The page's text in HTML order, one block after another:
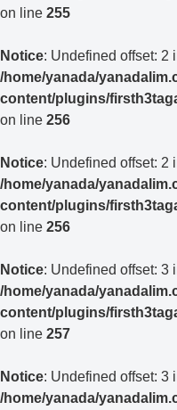
on line 255
Notice: Undefined offset: 2
/home/yanada/
content/plugins/
on line 256
Notice: Undefined offset: 2
/home/yanada/
content/plugins/
on line 256
Notice: Undefined offset: 3
/home/yanada/
content/plugins/
on line 257
Notice: Undefined offset: 3
/home/yanada/